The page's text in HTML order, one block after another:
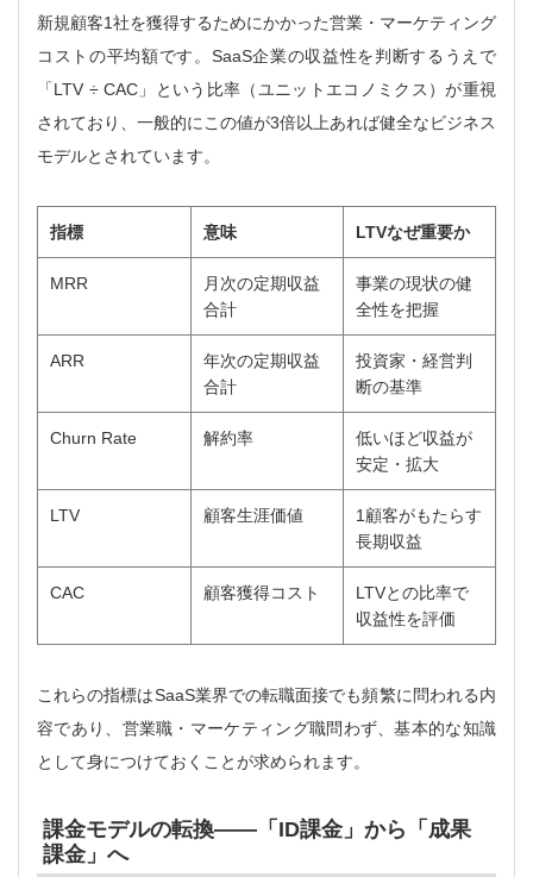
新規顧客1社を獲得するためにかかった営業・マーケティング
コストの平均額です。SaaS企業の収益性を判断するうえで
「LTV ÷ CAC」という比率（ユニットエコノミクス）が重視
されており、一般的にこの値が3倍以上あれば健全なビジネス
モデルとされています。
指標 意味 LTVなぜ重要か
MRR
月次の定期収益
合計
事業の現状の健
全性を把握
ARR
年次の定期収益
合計
投資家・経営判
断の基準
Churn Rate 解約率
低いほど収益が
安定・拡大
LTV 顧客生涯価値
1顧客がもたらす
長期収益
CAC 顧客獲得コスト
LTVとの比率で
収益性を評価
これらの指標はSaaS業界での転職面接でも頻繁に問われる内
容であり、営業職・マーケティング職問わず、基本的な知識
として身につけておくことが求められます。
課金モデルの転換——「ID課金」から「成果
課金」へ